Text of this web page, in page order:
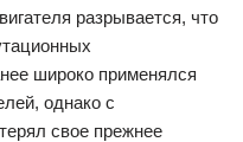
разрывается, что
широко применялся
однако с
свое прежнее